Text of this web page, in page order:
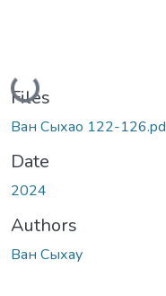
Loading...
Files
Ван Сыхао 122-
Date
2024
Authors
Ван Сыхау